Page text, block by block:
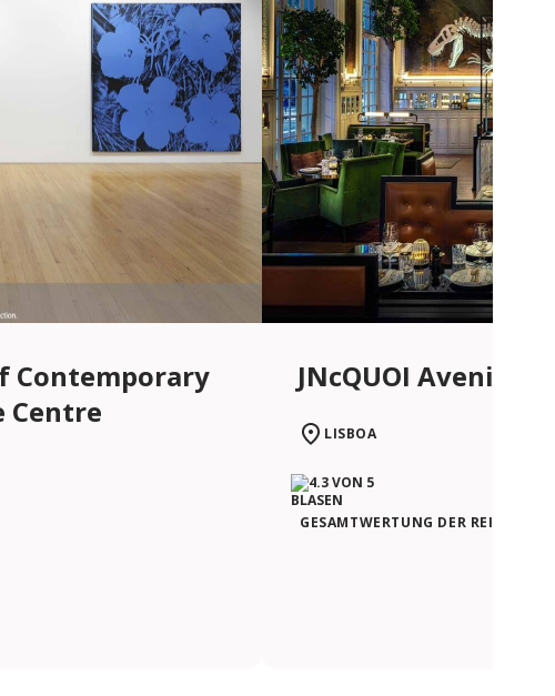
Contemporary
Centre
JNcQUOI Avenida
LISBOA
GESAMTWERTUNG DER REISENDEN